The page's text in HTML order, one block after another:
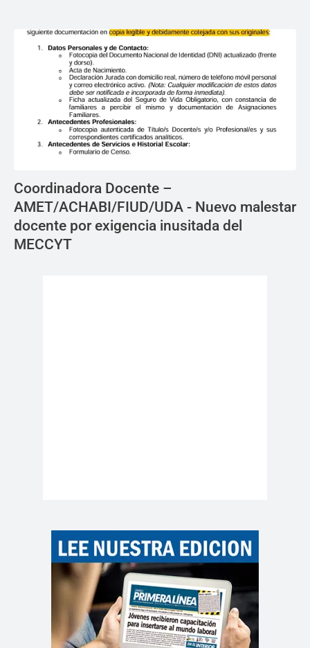
Coordinadora Docente –
AMET/ACHABI/FIUD/UDA - Nuevo malestar
docente por exigencia inusitada del
MECCYT